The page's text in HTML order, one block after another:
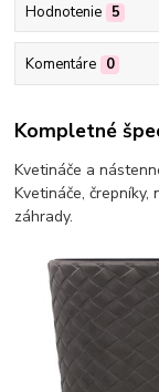
Hodnotenie 5
Komentáre 0
Kompletné
Kvetináče a
Kvetináče, črepníky,
záhrady.